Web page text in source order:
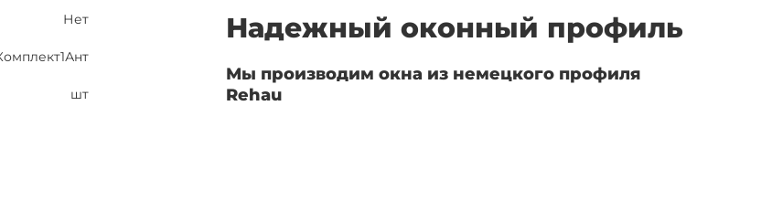
Нет
шт
Надежный оконный профиль
Мы производим окна из немецкого профиля
Rehau